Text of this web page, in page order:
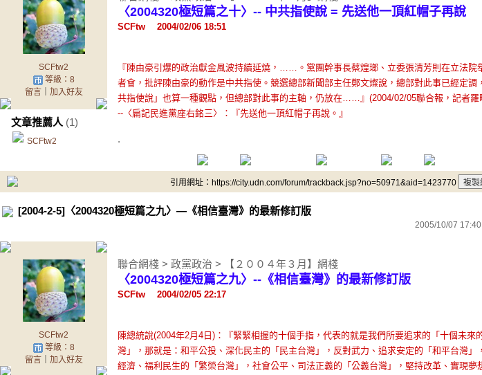
SCFtw2
等級：8
留言｜ 加入好友
文章推薦人 (1)
SCFtw2
〈2004320極短篇之十〉-- 中共指使說 = 先送他一頂紅帽子再說
SCFtw 2004/02/06 18:51
『陳由豪引爆的政治獻金風波持續延燒，……。黨團幹事長蔡煌瑯、立委張清芳則在立法院
者會，批評陳由豪的動作是中共指使。競選總部新聞部主任鄭文燦說，總部對此事已經定調
共指使說」也算一種觀點，但總部對此事的主軸，仍放在……』(2004/02/05聯合報，記者羅
--〈扁記民進黨座右銘三〉：『先送他一頂紅帽子再說。』
.
引用網址：https://city.udn.com/forum/trackback.jsp?no=50971&aid=1423770
[2004-2-5]〈2004320極短篇之九〉—《相信臺灣》的最新修訂版
2005/10/07 17:40
SCFtw2
等級：8
留言｜ 加入好友
聯合網棧 > 政黨政治 > 【２００４年３月】網棧
〈2004320極短篇之九〉--《相信臺灣》的最新修訂版
SCFtw 2004/02/05 22:17
陳總統說(2004年2月4日)：『緊緊相握的十個手指，代表的就是我們所要追求的「十個未來
灣」，那就是：和平公投、深化民主的「民主台灣」，反對武力、追求安定的「和平台灣」
經濟、福利民生的「繁榮台灣」，社會公平、司法正義的「公義台灣」，堅持改革、實現夢